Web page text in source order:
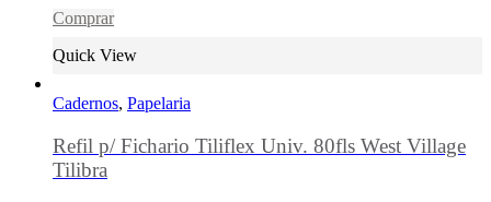
Comprar
Quick View
Cadernos, Papelaria
Refil p/ Fichario Tiliflex Univ. 80fls West Village
Tilibra